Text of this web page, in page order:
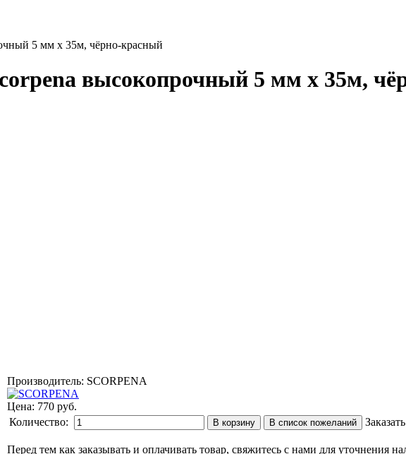
5 мм х 35м, чёрно-красный
высокопрочный 5 мм х 35м,
Производитель: SCORPENA
Цена: 770 руб.
Количество:
Перед тем как заказывать и оплачивать товар, свяжитесь с нами для уточнения